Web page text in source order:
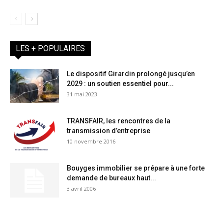
LES + POPULAIRES
Le dispositif Girardin prolongé jusqu’en
2029 : un soutien essentiel pour...
31 mai 2023
TRANSFAIR, les rencontres de la
transmission d’entreprise
10 novembre 2016
Bouyges immobilier se prépare à une forte
demande de bureaux haut...
3 avril 2006